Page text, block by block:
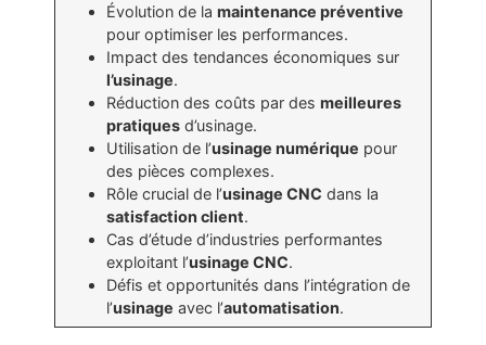
Évolution de lamaintenance préventive
pour optimiser les performances.
Impact des tendances économiques sur
l’usinage.
Réduction des coûts par desmeilleures
pratiques d’usinage.
Utilisation de l’usinage numérique pour
des pièces complexes.
Rôle crucial de l’usinage CNC dans la
satisfaction client.
Cas d’étude d’industries performantes
exploitant l’usinage CNC.
Défis et opportunités dans l’intégration de
l’usinage avec l’automatisation.